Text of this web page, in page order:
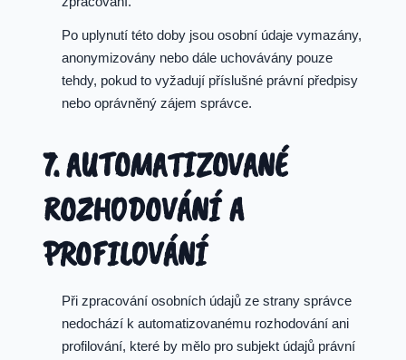
Po uplynutí této doby jsou osobní údaje vymazány,
anonymizovány nebo dále uchovávány pouze
tehdy, pokud to vyžadují příslušné právní předpisy
nebo oprávněný zájem správce.
7. AUTOMATIZOVANÉ
ROZHODOVÁNÍ A
PROFILOVÁNÍ
Při zpracování osobních údajů ze strany správce
nedochází k automatizovanému rozhodování ani
profilování, které by mělo pro subjekt údajů právní